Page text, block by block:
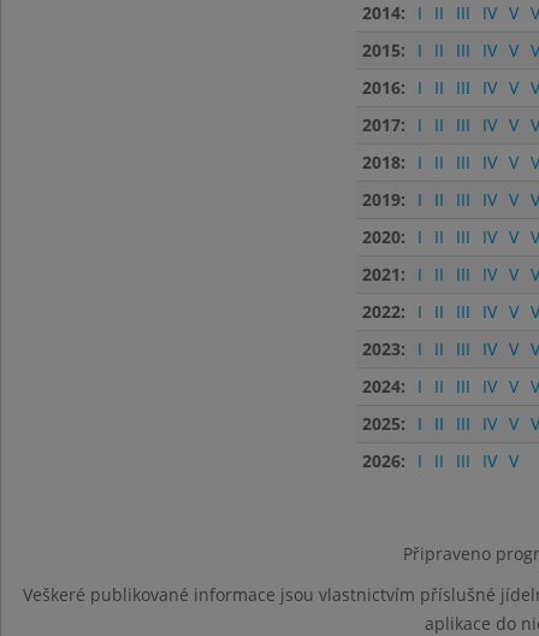
2014:
I II III IV V
2015:
I II III IV V
2016:
I II III IV V
2017:
I II III IV V
2018:
I II III IV V
2019:
I II III IV V
2020:
I II III IV V
2021:
I II III IV V
2022:
I II III IV V
2023:
I II III IV V
2024:
I II III IV V
2025:
I II III IV V
2026:
I II III IV V
Připraveno
Veškeré publikované informace jsou vlastnictvím příslušné
aplikace do